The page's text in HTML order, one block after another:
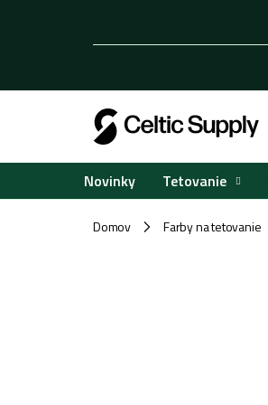
Novinky Tetovanie
Domov / Farby na tetovanie